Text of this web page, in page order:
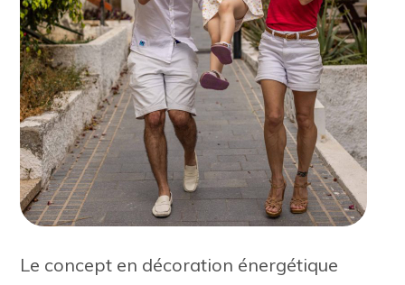
Le concept en décoration énergétique